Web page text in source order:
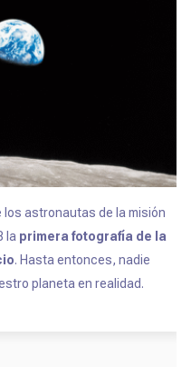
los astronautas de la misión
la primera fotografía de la
. Hasta entonces, nadie
planeta en realidad.